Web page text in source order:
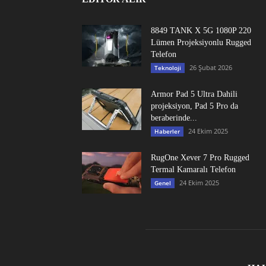
8849 TANK X 5G 1080P 220
Lümen Projeksiyonlu Rugged
Telefon
Teknoloji 26 Şubat 2026
Armor Pad 5 Ultra Dahili
projeksiyon, Pad 5 Pro da
beraberinde...
Haberler 24 Ekim 2025
RugOne Xever 7 Pro Rugged
Termal Kamaralı Telefon
Genel 24 Ekim 2025